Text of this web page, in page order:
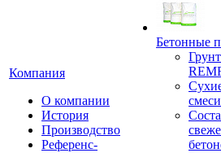
Компания
О компании
История
Производство
Референс-
Бетонные